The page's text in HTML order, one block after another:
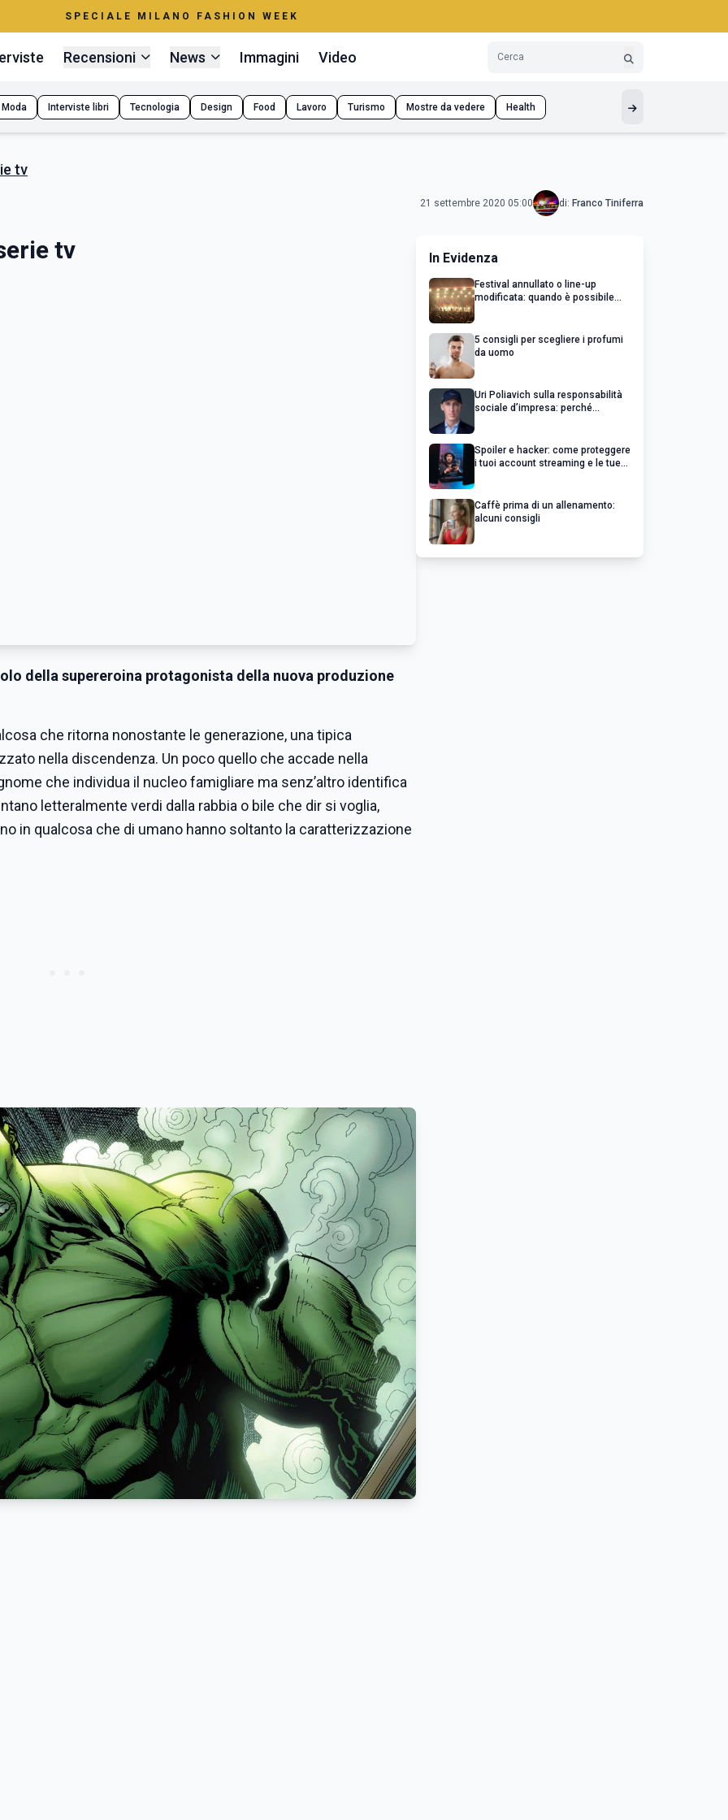
SPECIALE MILANO FASHION WEEK
Recensioni News Immagini Video
Moda Interviste libri Tecnologia Design Food Lavoro Turismo Mostre da vedere Health
tv
21 settembre 2020 05:00 di: Franco Tiniferra
tv
della supereroina protagonista della nuova produzione
che ritorna nonostante le generazione, una tipica
nella discendenza. Un poco quello che accade nella
che individua il nucleo famigliare ma senz’altro identifica
letteralmente verdi dalla rabbia o bile che dir si voglia,
in qualcosa che di umano hanno soltanto la caratterizzazione
In Evidenza
Festival annullato o line-up
modificata: quando è possibile
5 consigli per scegliere i profumi
da uomo
Uri Poliavich sulla responsabilità
sociale d’impresa: perché
Spoiler e hacker: come proteggere
i tuoi account streaming e le tue
Caffè prima di un allenamento:
alcuni consigli